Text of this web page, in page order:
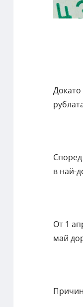
Докато
в най-
От 1
май